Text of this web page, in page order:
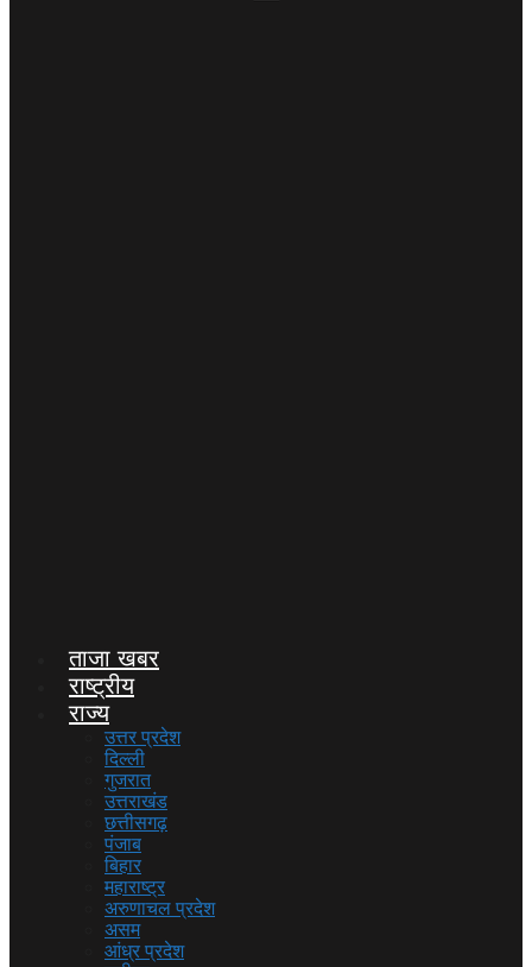
ताजा खबर
राष्ट्रीय
राज्य
उत्तर प्रदेश
दिल्ली
गुजरात
उत्तराखंड
छत्तीसगढ़
पंजाब
बिहार
महाराष्ट्र
अरुणाचल प्रदेश
असम
आंध्र प्रदेश